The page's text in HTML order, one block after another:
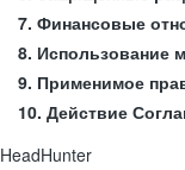
7. Финансовые
8. Использование
9. Применимое
10. Действие
HeadHunter